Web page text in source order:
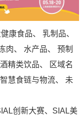
康食品、 乳制品、
肉、 水产品、 预制
精类饮品、 区域名
慧食链与物流、 未
创新大赛、SIAL美